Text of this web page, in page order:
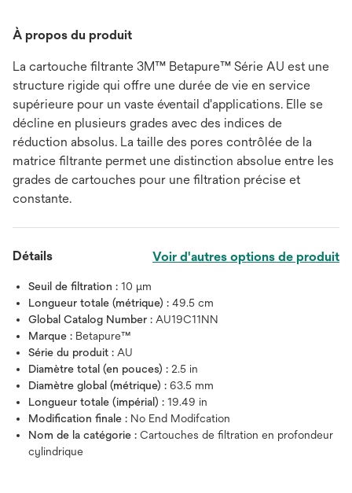
À propos du produit
La cartouche filtrante 3M™ Betapure™ Série AU est une
structure rigide qui offre une durée de vie en service
supérieure pour un vaste éventail d'applications. Elle se
décline en plusieurs grades avec des indices de
réduction absolus. La taille des pores contrôlée de la
matrice filtrante permet une distinction absolue entre les
grades de cartouches pour une filtration précise et
constante.
Détails Voir d'autres options de produit
Seuil de filtration : 10 μm
Longueur totale (métrique) : 49.5 cm
Global Catalog Number : AU19C11NN
Marque : Betapure™
Série du produit : AU
Diamètre total (en pouces) : 2.5 in
Diamètre global (métrique) : 63.5 mm
Longueur totale (impérial) : 19.49 in
Modification finale : No End Modifcation
Nom de la catégorie : Cartouches de filtration en profondeur
cylindrique